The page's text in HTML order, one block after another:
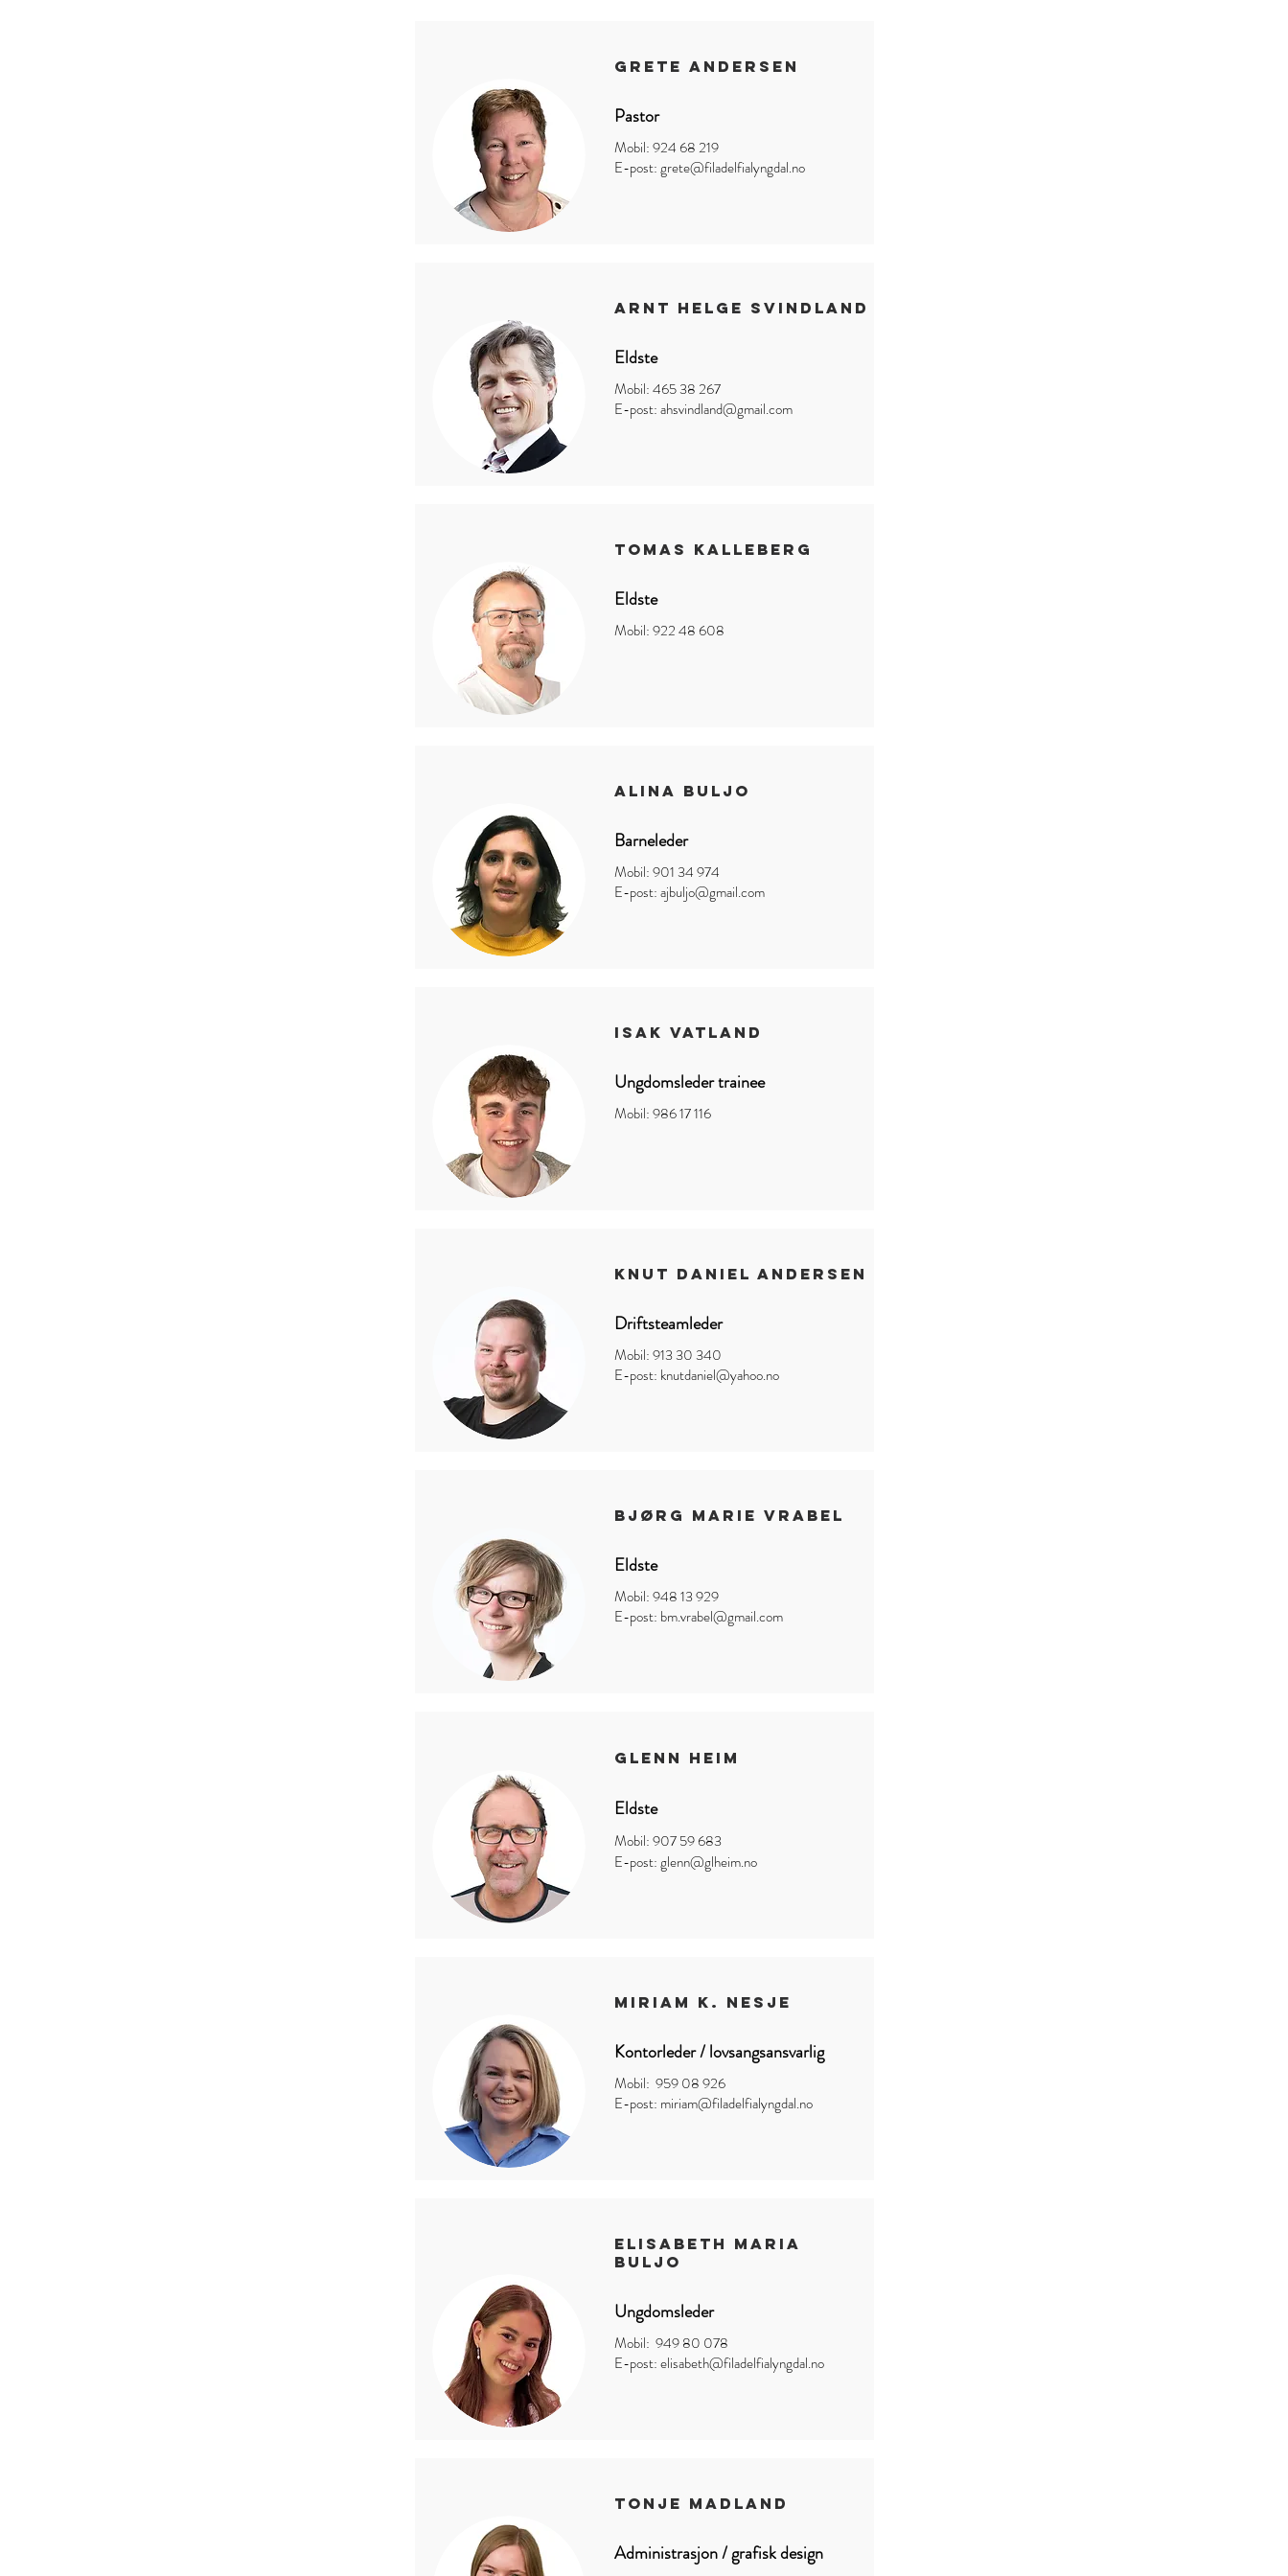
GRETE ANDERSEN
Pastor
Mobil: 924 68 219
E-post:grete@filadelfialyngdal.no
ARNT HELGE SVINDLAND
Eldste
Mobil: 465 38 267
E-post:ahsvindland@gmail.com
tomas kalleberg
Eldste
Mobil: 922 48 608
alina buljo
Barneleder
Mobil: 901 34 974
E-post:ajbuljo@gmail.com
isak vatland
Ungdomsleder trainee
Mobil: 986 17 116
Knut Daniel Andersen
Driftsteamleder
Mobil: 913 30 340
E-post: knutdaniel@yahoo.no
BJØRG MARIE VRABEL
Eldste
Mobil: 948 13 929
E-post: bm.vrabel@gmail.com
Glenn Heim
Eldste
Mobil: 907 59 683
E-post:glenn@glheim.no
Miriam K. Nesje
Kontorleder / lovsangsansvarlig
Mobil: 959 08 926
E-post: miriam@filadelfialyngdal.no
elisabeth maria
buljo
Ungdomsleder
Mobil: 949 80 078
E-post:elisabeth@filadelfialyngdal.no
tonje madland
Administrasjon / grafisk design